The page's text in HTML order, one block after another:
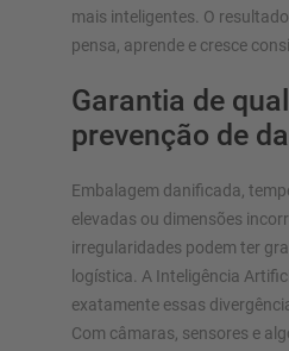
mais inteligentes. O
pensa, aprende e cresce
Garantia de
prevenção de
Embalagem danificada,
elevadas ou dimensões
irregularidades podem ter
logística. A Inteligência
exatamente essas
Com câmaras, sensores e